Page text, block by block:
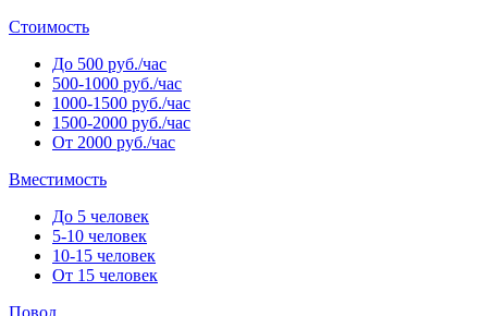
Стоимость
До 500 руб./час
500-1000 руб./час
1000-1500 руб./час
1500-2000 руб./час
От 2000 руб./час
Вместимость
До 5 человек
5-10 человек
10-15 человек
От 15 человек
Повод